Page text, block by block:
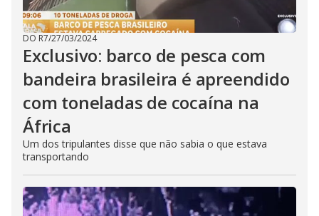
DO R7/27/03/2024
Exclusivo: barco de pesca com
bandeira brasileira é apreendido
com toneladas de cocaína na
África
Um dos tripulantes disse que não sabia o que estava
transportando